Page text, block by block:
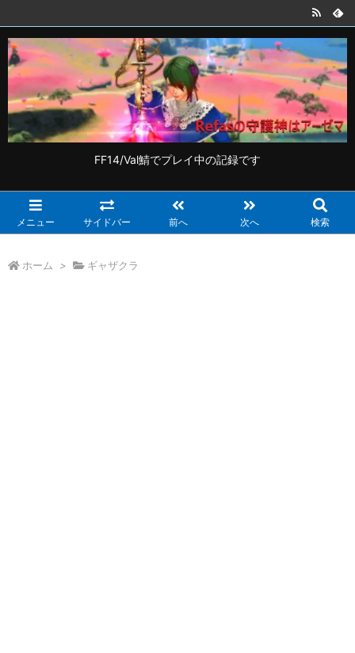
FF14/Val鯖でプレイ中の記録です
メニュー サイドバー 前へ 次へ 検索
ホーム > ギャザクラ